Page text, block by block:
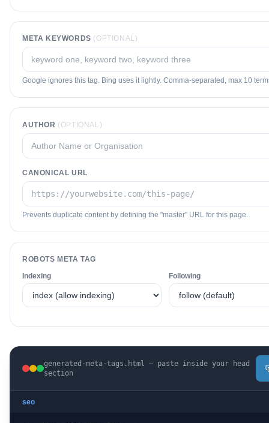
META KEYWORDS (OPTIONAL)
Google ignores this tag. Bing uses it lightly. Comma-separated, max 10
AUTHOR (OPTIONAL)
CANONICAL URL
Prevents duplicate content by defining the "master" URL for this page.
ROBOTS META TAG
Indexing
Following
generated-meta-tags.html — paste inside your head
section
seo